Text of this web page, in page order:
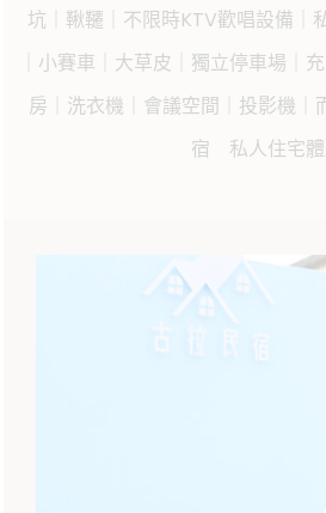
坑｜鞦韆｜不限時KTV歡唱設備｜
｜小賽車｜大草皮｜獨立停車場｜
房｜洗衣機｜會議空間｜投影機｜
宿 私人住宅